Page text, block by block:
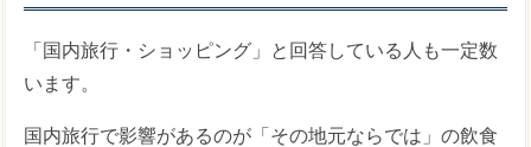
「国内旅行・ショッピング」と回答している人も一定数
います。
国内旅行で影響があるのが「その地元ならでは」の飲食